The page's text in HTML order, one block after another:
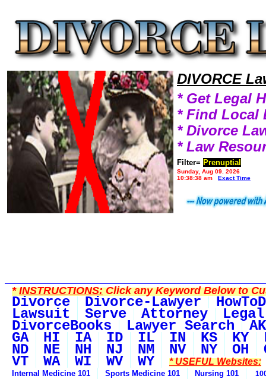
DIVORCE
* Get Legal
* Find Local
* Divorce
* Law
Filter= Prenuptial
Sunday, Aug 09, 2026
10:38:38 am
Exact Time
*INSTRUCTIONS:Click any Keyword Below to
Divorce Divorce-Lawyer
Lawsuit Serve Attorney Legal
DivorceBooks Lawyer Search AK
GA HI IA ID IL IN KS KY
ND NE NH NJ NM NV NY OH
VT WA WI WV WY * USEFUL Websites:
Internal Medicine 101 Sports Medicine 101 Nursing 101